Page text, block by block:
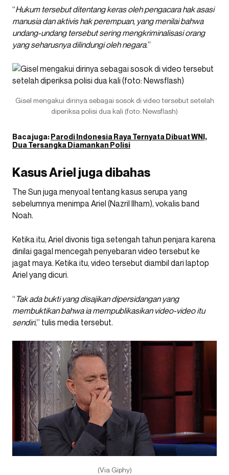
“Hukum tersebut ditentang keras oleh pengacara hak asasi
manusia dan aktivis hak perempuan, yang menilai bahwa
undang-undang tersebut sering mengkriminalisasi orang
yang seharusnya dilindungi oleh negara.”
Gisel mengakui dirinya sebagai sosok di video tersebut setelah
diperiksa polisi dua kali (foto: Newsflash)
Baca juga:Parodi Indonesia Raya Ternyata Dibuat WNI,
Dua Tersangka Diamankan Polisi
Kasus Ariel juga dibahas
The Sun juga menyoal tentang kasus serupa yang
sebelumnya menimpa Ariel (Nazril Ilham), vokalis band
Noah.
Ketika itu, Ariel divonis tiga setengah tahun penjara karena
dinilai gagal mencegah penyebaran video tersebut ke
jagat maya. Ketika itu, video tersebut diambil dari laptop
Ariel yang dicuri.
“ Tak ada bukti yang disajikan dipersidangan yang
membuktikan bahwa ia mempublikasikan video-video itu
sendiri,” tulis media tersebut.
(Via Giphy)